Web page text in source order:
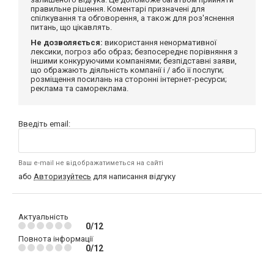
правильне рішення. Коментарі призначені для
спілкування та обговорення, а також для роз'яснення
питань, що цікавлять.
Не дозволяється: використання ненормативної
лексики, погроз або образ; безпосереднє порівняння з
іншими конкуруючими компаніями; безпідставні заяви,
що ображають діяльність компанії і / або її послуги;
розміщення посилань на сторонні інтернет-ресурси;
реклама та самореклама.
Введіть email:
Ваш e-mail не відображатиметься на сайті
або Авторизуйтесь для написання відгуку
Актуальність
0/12
Повнота інформації
0/12